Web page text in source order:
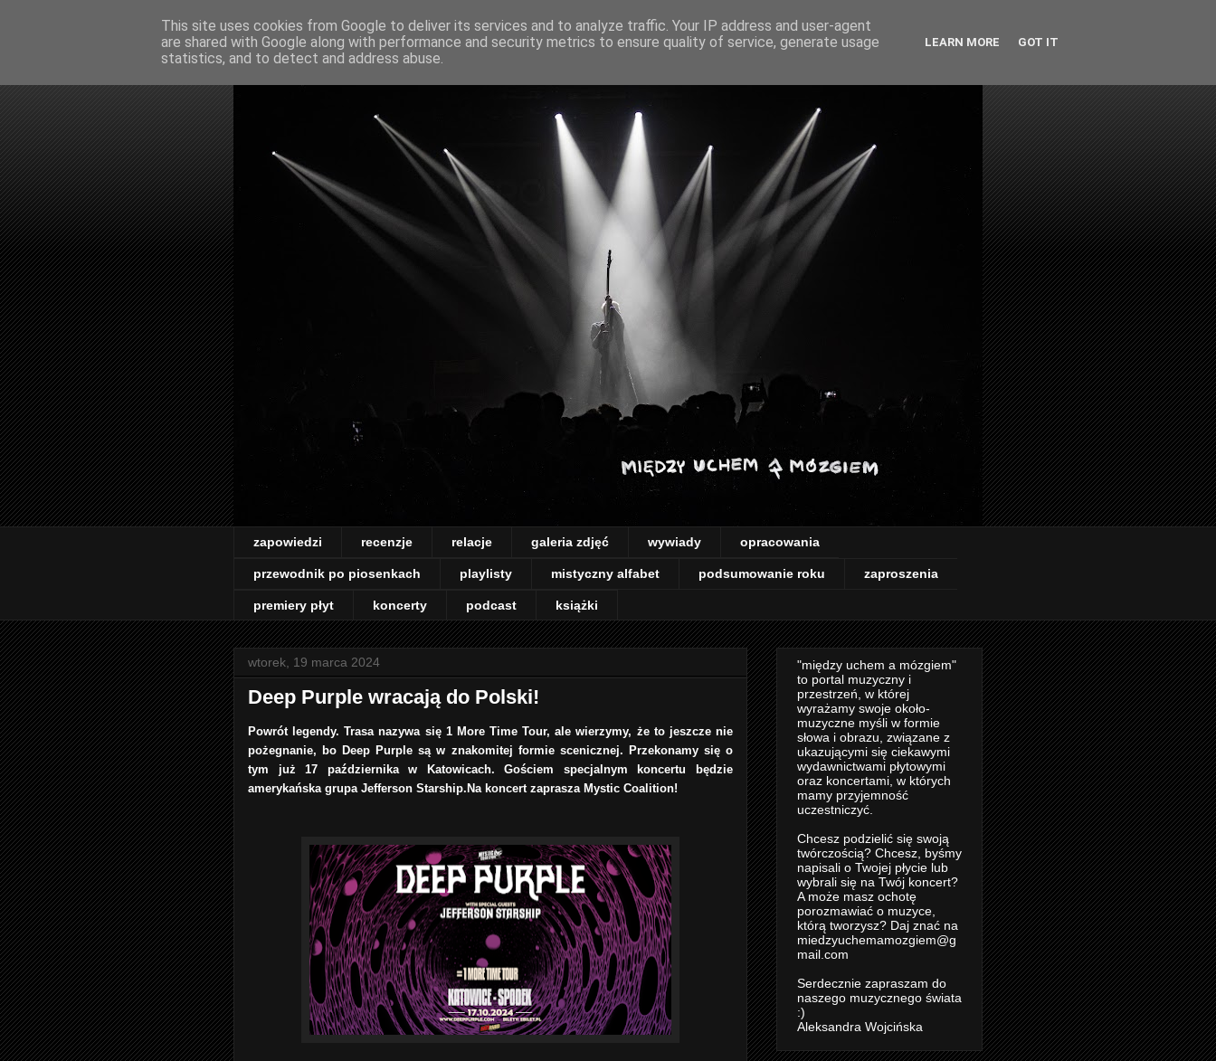
zapowiedzi recenzje relacje galeria zdjęć wywiady opracowania
przewodnik po piosenkach playlisty mistyczny alfabet podsumowanie roku zaproszenia
premiery płyt koncerty podcast książki
wtorek, 19 marca 2024
Deep Purple wracają do Polski!
Powrót legendy. Trasa nazywa się 1 More Time Tour, ale wierzymy, że to jeszcze nie
pożegnanie, bo Deep Purple są w znakomitej formie scenicznej. Przekonamy się o
tym już 17 października w Katowicach. Gościem specjalnym koncertu będzie
amerykańska grupa Jefferson Starship.Na koncert zaprasza Mystic Coalition!
"między uchem a mózgiem"
to portal muzyczny i
przestrzeń, w której
wyrażamy swoje około-
muzyczne myśli w formie
słowa i obrazu, związane z
ukazującymi się ciekawymi
wydawnictwami płytowymi
oraz koncertami, w których
mamy przyjemność
uczestniczyć.
Chcesz podzielić się swoją
twórczością? Chcesz, byśmy
napisali o Twojej płycie lub
wybrali się na Twój koncert?
A może masz ochotę
porozmawiać o muzyce,
którą tworzysz? Daj znać na
miedzyuchemamozgiem@g
mail.com
Serdecznie zapraszam do
naszego muzycznego świata
:)
Aleksandra Wojcińska
This site uses cookies from Google to deliver its services and to analyze traffic. Your IP address and user-agent
are shared with Google along with performance and security metrics to ensure quality of service, generate usage
statistics, and to detect and address abuse.
LEARN MORE GOT IT